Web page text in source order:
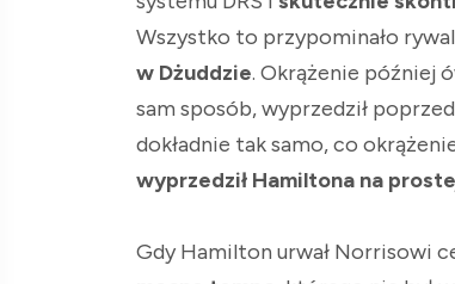
Wszystko to przypominało
w Dżuddzie. Okrążenie później
sam sposób, wyprzedził
dokładnie tak samo, co
wyprzedził Hamiltona na
Gdy Hamilton urwał Norrisowi